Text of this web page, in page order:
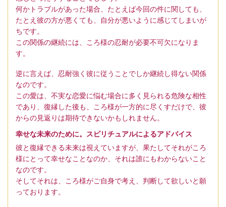
何かトラブルがあった場合、たとえば今回の件に関しても、
たとえ彼の方が悪くても、自分が悪いように感じてしまいが
ちです。
この関係の継続には、ころ様の忍耐が必要不可欠になりま
す。
逆に言えば、忍耐強く彼に従うことでしか継続し得ない関係
なのです。
この愛は、不実な恋愛に悩む場合に多く見られる危険な相性
であり、復縁した後も、ころ様が一方的に尽くすだけで、彼
からの見返りは期待できないかもしれません。
幸せな未来のために。スピリチュアルによるアドバイス
彼と復縁できる未来は視えていますが、果たしてそれがころ
様にとって幸せなことなのか、それは誰にもわからないこと
なのです。
そしてそれは、ころ様がご自身で考え、判断して欲しいと願
っております。